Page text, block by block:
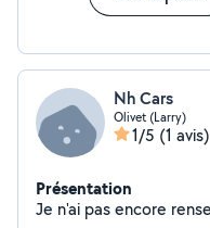
Nh Cars
Olivet (Larry)
1/5 (1 avis)
Présentation